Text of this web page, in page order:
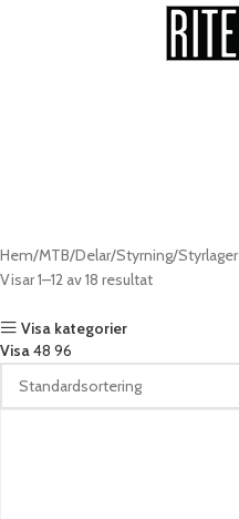
Hem MTB Delar Styrning Styrlager
Visar 1–12 av 18 resultat
Visa kategorier
Visa48 96